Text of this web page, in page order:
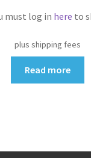
must log in here to
plus shipping fees
Read more